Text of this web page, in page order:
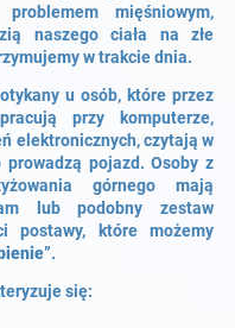
mięśniowym,
naszego ciała na złe
w trakcie dnia.
u osób, które przez
przy komputerze,
elektronicznych, czytają w
prowadzą pojazd. Osoby z
górnego mają
lub podobny zestaw
postawy, które możemy
”.
się: